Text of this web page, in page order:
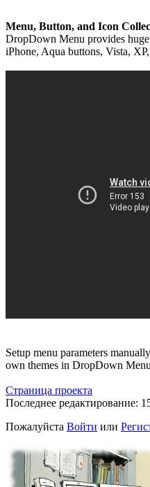
Menu, Button, and Icon
DropDown Menu provides
iPhone, Aqua buttons, Vista,
Setup menu parameters
own themes in DropDown
Страница проекта
Последнее редактирование:
Пожалуйста Войти или